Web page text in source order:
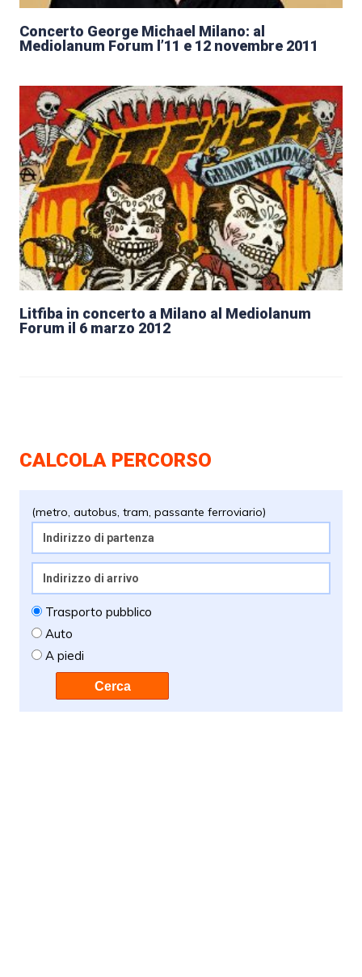
Concerto George Michael Milano: al
Mediolanum Forum l’11 e 12 novembre 2011
Litfiba in concerto a Milano al Mediolanum
Forum il 6 marzo 2012
CALCOLA PERCORSO
(metro, autobus, tram, passante ferroviario)
Trasporto pubblico
Auto
A piedi
Cerca